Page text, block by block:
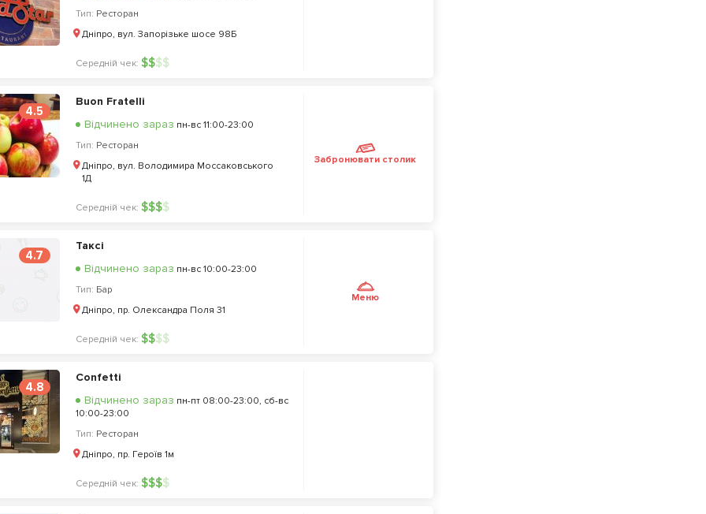
Тип: Ресторан
Дніпро, вул. Запорізьке шосе 98Б
Середній чек: $$$$
4.5
Buon Fratelli
Відчинено зараз пн-вс 11:00-23:00
Тип: Ресторан
Дніпро, вул. Володимира Моссаковського
1Д
Середній чек: $$$$
Забронювати столик
4.7
Таксі
Відчинено зараз пн-вс 10:00-23:00
Тип: Бар
Дніпро, пр. Олександра Поля 31
Середній чек: $$$$
Меню
4.8
Confetti
Відчинено зараз пн-пт 08:00-23:00, сб-вс
10:00-23:00
Тип: Ресторан
Дніпро, пр. Героїв 1м
Середній чек: $$$$